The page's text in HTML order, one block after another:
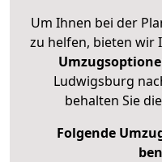
Um Ihnen bei der
zu helfen, bieten wir
Ludwigsburg
behalten Sie
Folgende